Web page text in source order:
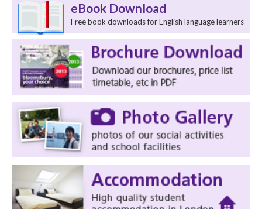
eBook Download
Free book downloads for English language learners